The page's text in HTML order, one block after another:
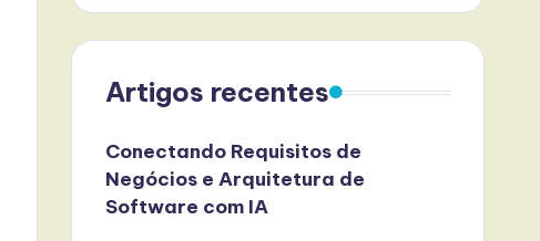
Artigos recentes
Conectando Requisitos de
Negócios e Arquitetura de
Software com IA